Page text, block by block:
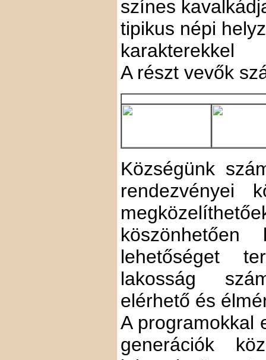
színes
tipikus népi
karakterekkel
A részt vevők
Községünk
rendezvényei
köszönhetően
lehetőséget
lakosság
elérhető és
A programokkal
generációk